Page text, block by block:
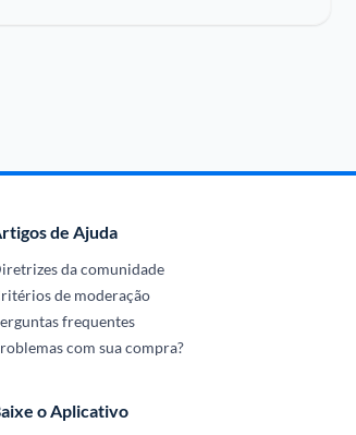
de Ajuda
da comunidade
de moderação
frequentes
com sua compra?
o Aplicativo